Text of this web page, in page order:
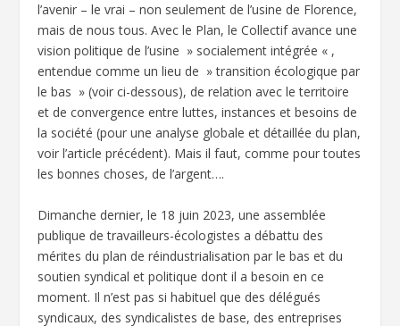
l’avenir – le vrai – non seulement de l’usine de Florence,
mais de nous tous. Avec le Plan, le Collectif avance une
vision politique de l’usine » socialement intégrée « ,
entendue comme un lieu de » transition écologique par
le bas » (voir ci-dessous), de relation avec le territoire
et de convergence entre luttes, instances et besoins de
la société (pour une analyse globale et détaillée du plan,
voir l’article précédent). Mais il faut, comme pour toutes
les bonnes choses, de l’argent….
Dimanche dernier, le 18 juin 2023, une assemblée
publique de travailleurs-écologistes a débattu des
mérites du plan de réindustrialisation par le bas et du
soutien syndical et politique dont il a besoin en ce
moment. Il n’est pas si habituel que des délégués
syndicaux, des syndicalistes de base, des entreprises